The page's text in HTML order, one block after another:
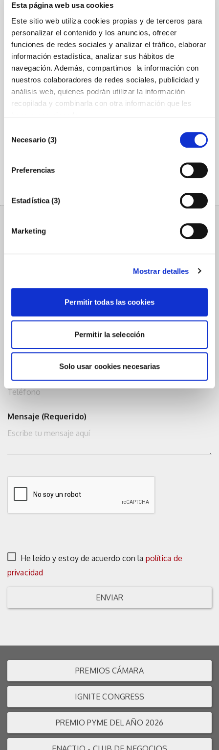
Esta página web usa cookies
Este sitio web utiliza cookies propias y de terceros para
personalizar el contenido y los anuncios, ofrecer
funciones de redes sociales y analizar el tráfico, elaborar
información estadística, analizar sus hábitos de
navegación. Además, compartimos la información con
nuestros colaboradores de redes sociales, publicidad y
análisis web, quienes podrán utilizar la información
recopilada y combinarla con otra información que les
Necesario (3)
Preferencias
Estadística (3)
Marketing
Mostrar detalles
Permitir todas las cookies
Permitir la selección
Solo usar cookies necesarias
mediante el tratamiento y lectura de los datos
necesarios.
Ante este escenario, es fundamental contar con
un partner independiente del resto de actores y
que vele por los intereses de tu empresa. La
Cámara de Comercio de Castellón, como
organismo oficial, tiene la misión de
Contacta con nosotros
Mensaje (Requerido)
He leído y estoy de acuerdo con la política de
privacidad
ENVIAR
PREMIOS CÁMARA
IGNITE CONGRESS
PREMIO PYME DEL AÑO 2026